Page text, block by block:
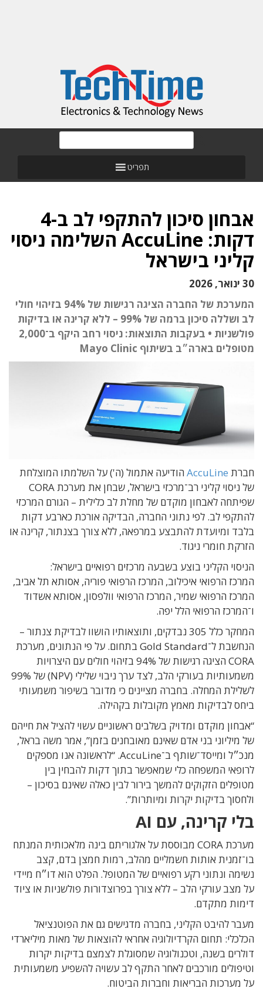
תפריט
אבחון סיכון להתקפי לב ב-4
דקות: AccuLine השלימה ניסוי
קליני בישראל
30 ינואר, 2026
המערכת של החברה הציגה רגישות של 94% בזיהוי חולי
לב ושללה סיכון ברמה של 99% – ללא קרינה או בדיקות
פולשניות • בעקבות התוצאות: ניסוי רחב היקף ב־2,000
מטופלים בארה״ב בשיתוף Mayo Clinic
חברת AccuLine הודיעה אתמול (ה') על השלמתו המוצלחת
של ניסוי קליני רב־מרכזי בישראל, שבחן את מערכת CORA
שפיתחה לאבחון מוקדם של מחלת לב כלילית – הגורם המרכזי
להתקפי לב. לפי נתוני החברה, הבדיקה אורכת כארבע דקות
בלבד ומיועדת להתבצע במרפאה, ללא צורך בצנתור, קרינה או
הזרקת חומרי ניגוד.
הניסוי הקליני בוצע בשבעה מרכזים רפואיים בישראל:
המרכז הרפואי איכילוב, המרכז הרפואי פוריה, אסותא תל אביב,
המרכז הרפואי שמיר, המרכז הרפואי וולפסון, אסותא אשדוד
ו־המרכז הרפואי הלל יפה.
המחקר כלל 305 נבדקים, ותוצאותיו הושוו לבדיקת צנתור –
הנחשבת ל־Gold Standard בתחום. על פי הנתונים, מערכת
CORA הציגה רגישות של 94% בזיהוי חולים עם היצרויות
משמעותיות בעורקי הלב, לצד ערך ניבוי שלילי (NPV) של 99%
לשלילת המחלה. בחברה מציינים כי מדובר בשיפור משמעותי
ביחס לבדיקות מאמץ מקובלות בקהילה.
“אבחון מוקדם ומדויק בשלבים ראשוניים עשוי להציל את חייהם
של מיליוני בני אדם שאינם מאובחנים בזמן”, אמר משה בראל,
מנכ״ל ומייסד־שותף ב־AccuLine. “לראשונה אנו מספקים
לרופאי המשפחה כלי שמאפשר בתוך דקות להבחין בין
מטופלים הזקוקים להמשך בירור לבין כאלה שאינם בסיכון –
ולחסוך בדיקות יקרות ומיותרות”.
בלי קרינה, עם AI
מערכת CORA מבוססת על אלגוריתם בינה מלאכותית המנתח
בו־זמנית אותות חשמליים מהלב, רמות חמצן בדם, קצב
נשימה ונתוני רקע רפואיים של המטופל. הפלט הוא דו״ח מיידי
על מצב עורקי הלב – ללא צורך בפרוצדורות פולשניות או ציוד
דימות מתקדם.
מעבר להיבט הקליני, בחברה מדגישים גם את הפוטנציאל
הכלכלי: תחום הקרדיולוגיה אחראי להוצאות של מאות מיליארדי
דולרים בשנה, וטכנולוגיה שמסוגלת לצמצם בדיקות יקרות
וטיפולים מורכבים לאחר התקף לב עשויה להשפיע משמעותית
על מערכות הבריאות וחברות הביטוח.